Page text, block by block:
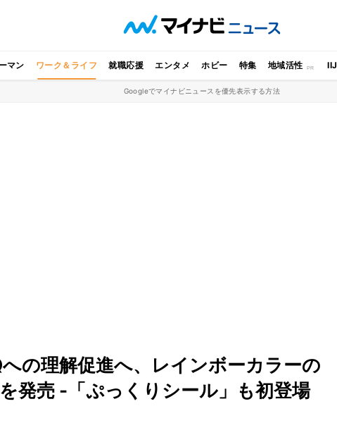
マン ワーク＆ライフ 就職応援 エンタメ ホビー 特集 地域活性 IIJ
Googleでマイナビニュースを優先表示する方法
への理解促進へ、レインボーカラーの
発売 -「ぷっくりシール」も初登場